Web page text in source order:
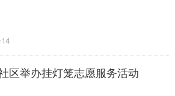
区举办挂灯笼志愿服务活动